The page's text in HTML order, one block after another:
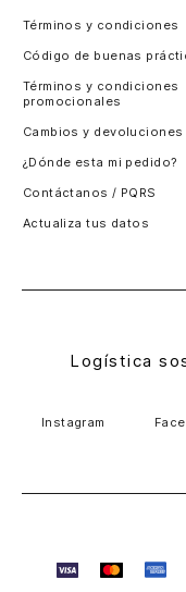
Términos y condiciones
Código de buenas
Términos y condiciones
promocionales
Cambios y devoluciones
¿Dónde esta mi pedido?
Contáctanos / PQRS
Actualiza tus datos
Logística
Instagram